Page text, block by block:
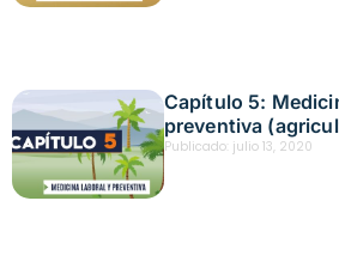
Capítulo 5:
preventiva
Publicado: julio 13, 2020